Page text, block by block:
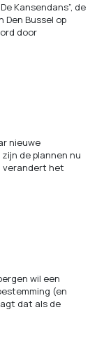
Kansendans”, de
Bussel op
door
nieuwe
de plannen nu
verandert het
wil een
(en
dat als de